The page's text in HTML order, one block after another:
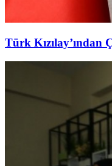
Türk Kızılay’ından